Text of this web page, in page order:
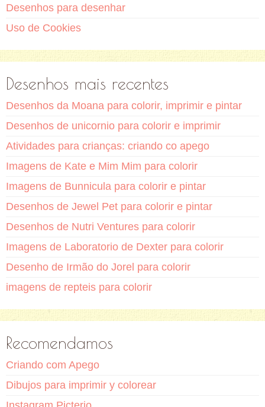
Desenhos para desenhar
Uso de Cookies
Desenhos mais recentes
Desenhos da Moana para colorir, imprimir e pintar
Desenhos de unicornio para colorir e imprimir
Atividades para crianças: criando co apego
Imagens de Kate e Mim Mim para colorir
Imagens de Bunnicula para colorir e pintar
Desenhos de Jewel Pet para colorir e pintar
Desenhos de Nutri Ventures para colorir
Imagens de Laboratorio de Dexter para colorir
Desenho de Irmão do Jorel para colorir
imagens de repteis para colorir
Recomendamos
Criando com Apego
Dibujos para imprimir y colorear